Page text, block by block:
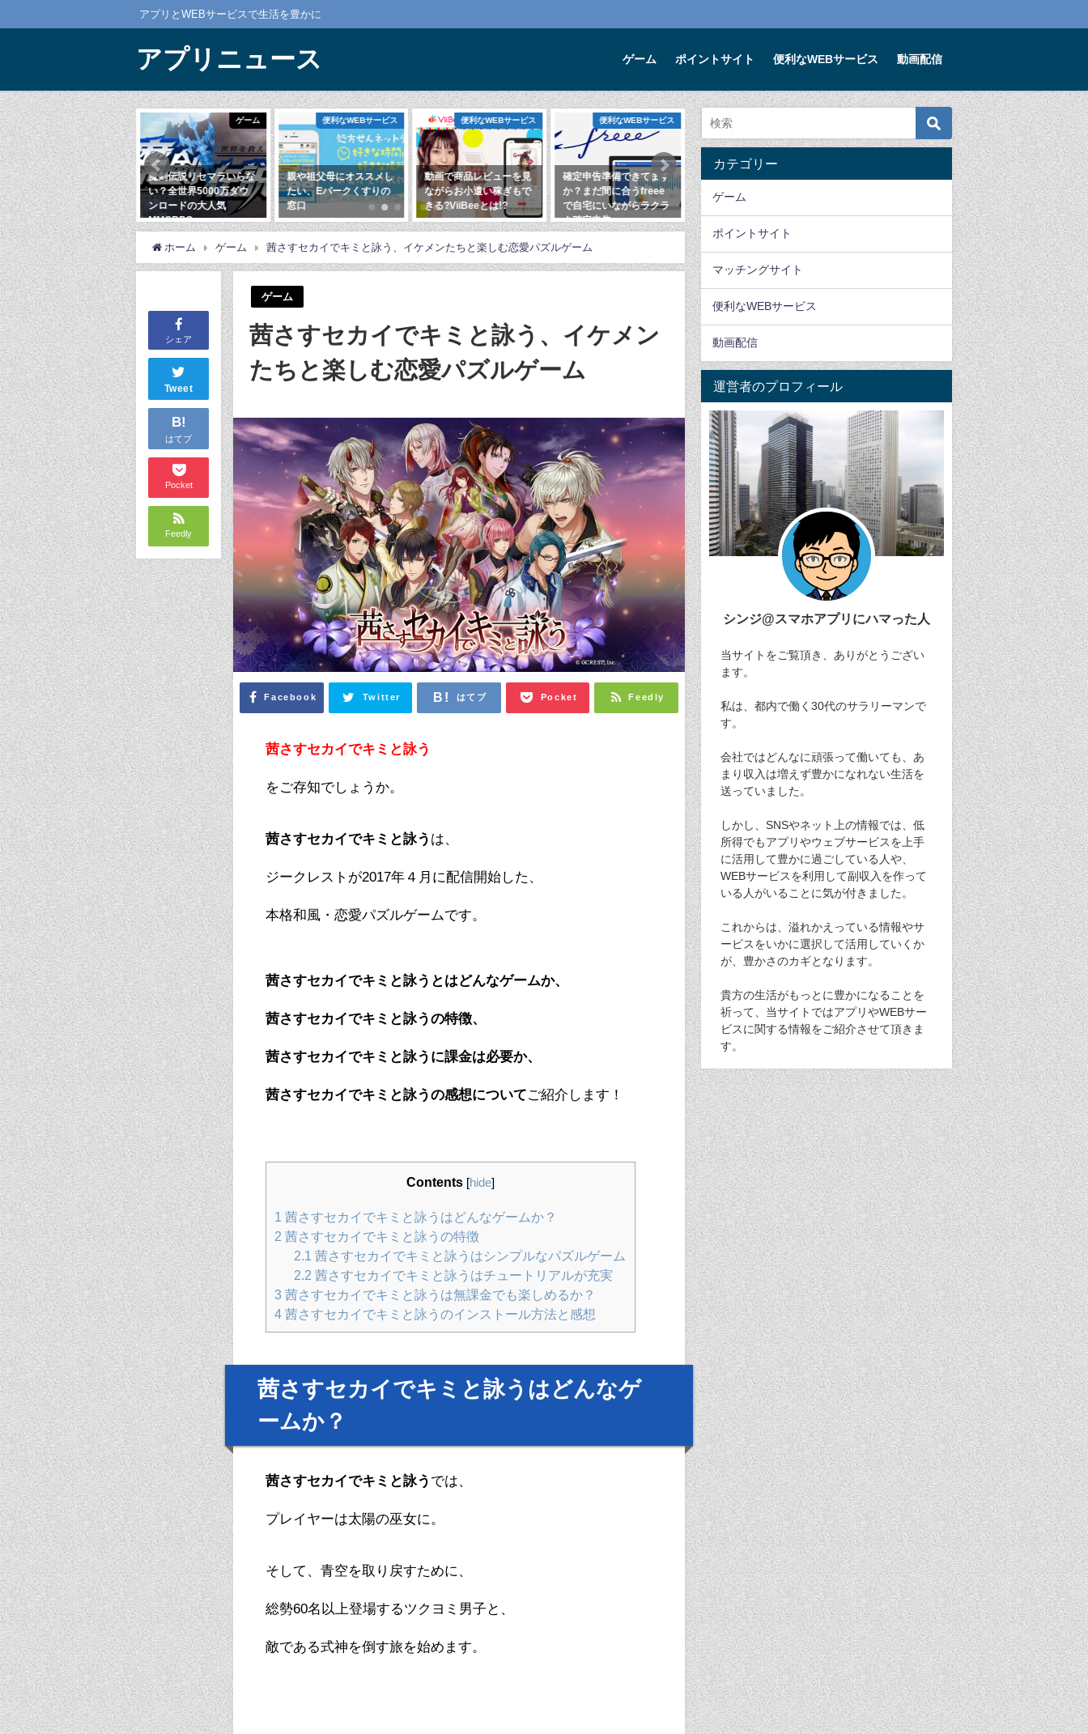
アプリとWEBサービスで生活を豊かに
アプリニュース ゲーム ポイントサイト 便利なWEBサービス 動画配信
プ
魔剣伝説リセマラいらな
い？全世界5000万ダウ
ンロードの大人気
MMORPG
2020年9月11日
便利なWEBサービス
親や祖父母にオススメし
たい、Eパークくすりの
窓口
2020年3月14日
便利なWEBサービス
動画で商品レビューを見
ながらお小遣い稼ぎもで
きる?ViiBeeとは!?
2020年3月21日
便利なWEBサービス
確定申告準備できてます
か？まだ間に合うfreee
で自宅にいながらラクラ
ク確定申告
ゲーム
Rise of Kingdoms、リ
セマラ不要、毎日ログイ
ンだけでかなり有利にな
る良心的な戦略趣味レー
ションゲーム
2020年2月4日
ゲーム
2021年3月オススメアプ
リゲーム【3選】
魔剣伝説リセ
い？全世界
ンロードの大
MMORPG
2020年9月11日
ホーム ゲーム 茜さすセカイでキミと詠う、イケメンたちと楽しむ恋愛パズルゲーム
シェア
Tweet
B!
はてブ
Pocket
Feedly
ゲーム
茜さすセカイでキミと詠う、イケメン
たちと楽しむ恋愛パズルゲーム
Facebook Twitter はてブ Pocket Feedly
茜さすセカイでキミと詠う
をご存知でしょうか。
茜さすセカイでキミと詠う は、
ジークレストが2017年４月に配信開始した、
本格和風・恋愛パズルゲームです。
茜さすセカイでキミと詠うとはどんなゲームか、
茜さすセカイでキミと詠うの特徴、
茜さすセカイでキミと詠うに課金は必要か、
茜さすセカイでキミと詠うの感想について ご紹介します！
Contents [hide]
1 茜さすセカイでキミと詠うはどんなゲームか？
2 茜さすセカイでキミと詠うの特徴
2.1 茜さすセカイでキミと詠うはシンプルなパズルゲーム
2.2 茜さすセカイでキミと詠うはチュートリアルが充実
3 茜さすセカイでキミと詠うは無課金でも楽しめるか？
4 茜さすセカイでキミと詠うのインストール方法と感想
茜さすセカイでキミと詠うはどんなゲ
ームか？
茜さすセカイでキミと詠う では、
プレイヤーは太陽の巫女に。
そして、青空を取り戻すために、
総勢60名以上登場するツクヨミ男子と、
敵である式神を倒す旅を始めます。
カテゴリー
ゲーム
ポイントサイト
マッチングサイト
便利なWEBサービス
動画配信
運営者のプロフィール
シンジ@スマホアプリにハマった人
当サイトをご覧頂き、ありがとうござい
ます。
私は、都内で働く30代のサラリーマンで
す。
会社ではどんなに頑張って働いても、あ
まり収入は増えず豊かになれない生活を
送っていました。
しかし、SNSやネット上の情報では、低
所得でもアプリやウェブサービスを上手
に活用して豊かに過ごしている人や、
WEBサービスを利用して副収入を作って
いる人がいることに気が付きました。
これからは、溢れかえっている情報やサ
ービスをいかに選択して活用していくか
が、豊かさのカギとなります。
貴方の生活がもっとに豊かになることを
祈って、当サイトではアプリやWEBサー
ビスに関する情報をご紹介させて頂きま
す。